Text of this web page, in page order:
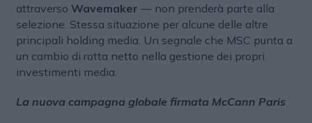
attraverso Wavemaker — non prenderà parte alla
selezione. Stessa situazione per alcune delle altre
principali holding media. Un segnale che MSC punta a
un cambio di rotta netto nella gestione dei propri
investimenti media.
La nuova campagna globale firmata McCann Paris